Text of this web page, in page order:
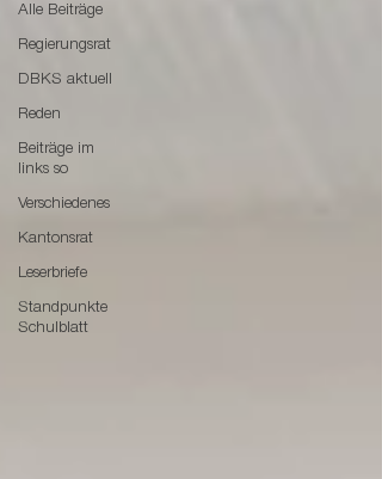
Alle Beiträge
Regierungsrat
DBKS aktuell
Reden
Beiträge im
links so
Verschiedenes
Kantonsrat
Leserbriefe
Standpunkte
Schulblatt